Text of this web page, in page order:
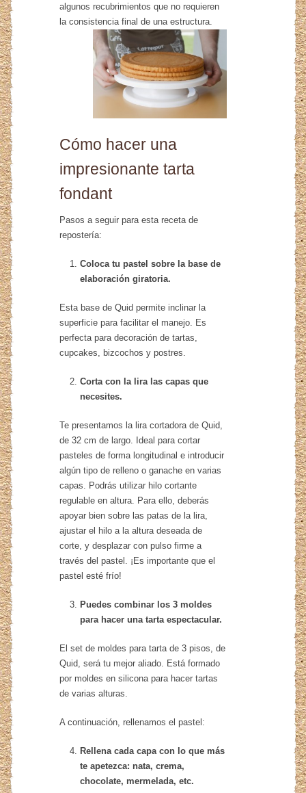
algunos recubrimientos que no requieren
la consistencia final de una estructura.
Cómo hacer una
impresionante tarta
fondant
Pasos a seguir para esta receta de
repostería:
Coloca tu pastel sobre la base de
elaboración giratoria.
Esta base de Quid permite inclinar la
superficie para facilitar el manejo. Es
perfecta para decoración de tartas,
cupcakes, bizcochos y postres.
Corta con la lira las capas que
necesites.
Te presentamos la lira cortadora de Quid,
de 32 cm de largo. Ideal para cortar
pasteles de forma longitudinal e introducir
algún tipo de relleno o ganache en varias
capas. Podrás utilizar hilo cortante
regulable en altura. Para ello, deberás
apoyar bien sobre las patas de la lira,
ajustar el hilo a la altura deseada de
corte, y desplazar con pulso firme a
través del pastel. ¡Es importante que el
pastel esté frío!
Puedes combinar los 3 moldes
para hacer una tarta espectacular.
El set de moldes para tarta de 3 pisos, de
Quid, será tu mejor aliado. Está formado
por moldes en silicona para hacer tartas
de varias alturas.
A continuación, rellenamos el pastel:
Rellena cada capa con lo que más
te apetezca: nata, crema,
chocolate, mermelada, etc.